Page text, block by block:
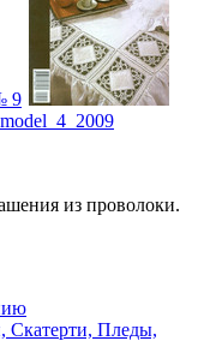
9
из проволоки.
Скатерти, Пледы,